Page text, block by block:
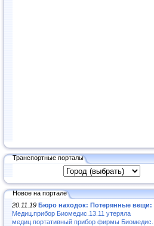
Транспортные порталы
Новое на портале
20.11.19 Бюро находок: Потерянные вещи:
Медиц.прибор Биомедис.13.11 утеряла
медиц.портативный прибор фирмы Биомедис...